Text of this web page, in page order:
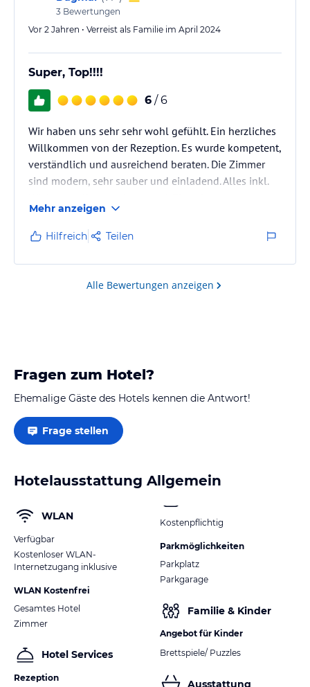
3 Bewertungen
Vor 2 Jahren • Verreist als Familie im April 2024
Super, Top!!!!
6 / 6
Wir haben uns sehr sehr wohl gefühlt. Ein herzliches
Willkommen von der Rezeption. Es wurde kompetent,
verständlich und ausreichend beraten. Die Zimmer
sind modern, sehr sauber und einladend. Alles inkl.
empfehlenswertes Hotel!!!!!!
Mehr anzeigen
Hilfreich Teilen
Alle Bewertungen anzeigen
Fragen zum Hotel?
Ehemalige Gäste des Hotels kennen die Antwort!
Frage stellen
Hotelausstattung Allgemein
WLAN
Verfügbar
Kostenloser WLAN-
Internetzugang inklusive
WLAN Kostenfrei
Gesamtes Hotel
Zimmer
Hotel Services
Rezeption
Kostenpflichtig
Parkmöglichkeiten
Parkplatz
Parkgarage
Familie & Kinder
Angebot für Kinder
Brettspiele/ Puzzles
Ausstattung